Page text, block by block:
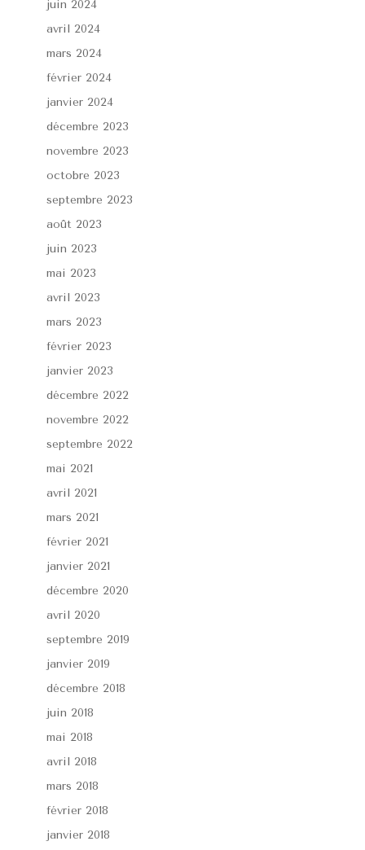
juin 2024
avril 2024
mars 2024
février 2024
janvier 2024
décembre 2023
novembre 2023
octobre 2023
septembre 2023
août 2023
juin 2023
mai 2023
avril 2023
mars 2023
février 2023
janvier 2023
décembre 2022
novembre 2022
septembre 2022
mai 2021
avril 2021
mars 2021
février 2021
janvier 2021
décembre 2020
avril 2020
septembre 2019
janvier 2019
décembre 2018
juin 2018
mai 2018
avril 2018
mars 2018
février 2018
janvier 2018